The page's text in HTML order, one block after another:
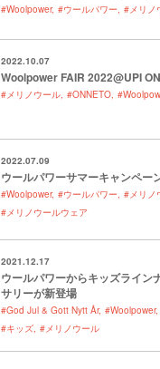
#Woolpower #ウールパワー #メリノ
2022.10.07
Woolpower FAIR 2022@UPI
#メリノウール #ONNETO
2022.07.09
ウールパワーサマーキャンペー
#Woolpower #ウールパワー #メリノ
#メリノウールウェア
2021.12.17
ウールパワーからキッズライン
サリーが新登場
#God Jul & Gott Nytt År #Woolpower
#キッズ #メリノウール